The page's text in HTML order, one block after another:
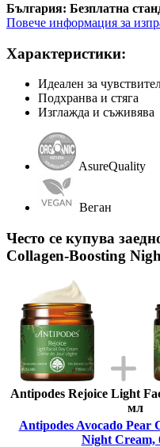
България: Безплатна
Повече информация за
Характеристики:
Идеален за
Подхранва и стяга
Изглажда и съживява
AsureQuality
Веган
Често се купува
Collagen-Boosting
Antipodes Rejoice Light
мл
Antipodes Avocado Pear
Night Cream,